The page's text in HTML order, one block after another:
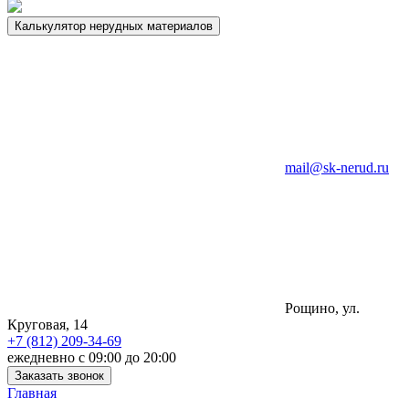
Калькулятор нерудных материалов
mail@sk-nerud.ru
Рощино, ул.
Круговая, 14
+7 (812) 209-34-69
ежедневно с 09:00 до 20:00
Заказать звонок
Главная